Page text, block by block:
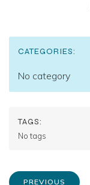
CATEGORIES:
No category
TAGS:
No tags
PREVIOUS